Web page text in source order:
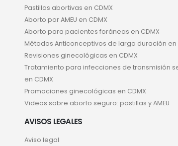
Pastillas abortivas en CDMX
Aborto por AMEU en CDMX
Aborto para pacientes foráneas en CDMX
Métodos Anticonceptivos de larga duración en
Revisiones ginecológicas en CDMX
Tratamiento para infecciones de transmisión
en CDMX
Promociones ginecológicas en CDMX
Videos sobre aborto seguro: pastillas y AMEU
AVISOS LEGALES
Aviso legal